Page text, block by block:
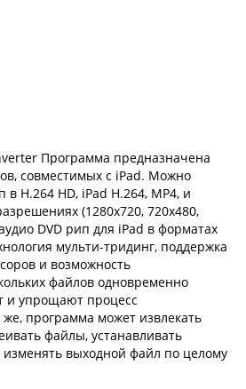
Программа предназначена
совместимых с iPad. Можно
в H.264 HD, iPad H.264, MP4, и
(1280х720, 720х480,
DVD рип для iPad в форматах
мульти-тридинг, поддержка
и возможность
файлов одновременно
и упрощают процесс
программа может извлекать
файлы, устанавливать
изменять выходной файл по целому